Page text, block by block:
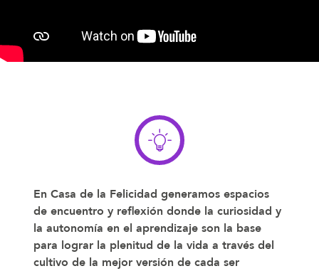
En Casa de la Felicidad generamos espacios
de encuentro y reflexión donde la curiosidad y
la autonomía en el aprendizaje son la base
para lograr la plenitud de la vida a través del
cultivo de la mejor versión de cada ser